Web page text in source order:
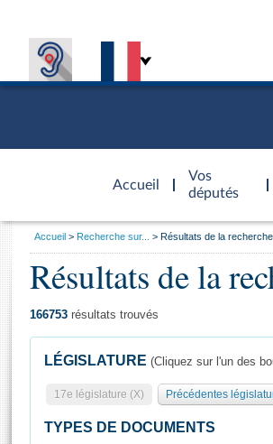
Accueil
d'accueil
Vos
députés
Présidence
Séance publique
Général
Rôle et pouvoirs de l'Assemblée
Visiter l'Assemblée
Vous
Accueil Recherche sur... Résultats de la recherche
Résultats de la
166753 résultats trouvés
LÉGISLATURE (Cliquez sur l'un des
17e législature (X) Précédentes
TYPES DE DOCUMENTS